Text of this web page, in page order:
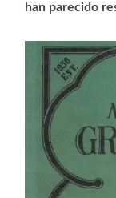
han parecido